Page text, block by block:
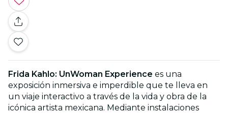
Frida Kahlo: UnWoman Experience es una
exposición inmersiva e imperdible que te lleva en
un viaje interactivo a través de la vida y obra de la
icónica artista mexicana. Mediante instalaciones